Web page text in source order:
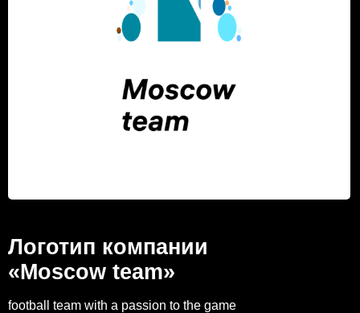
Логотип компании
«Moscow team»
football team with a passion to the game